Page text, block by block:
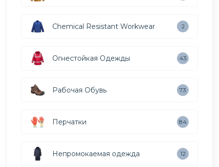
Chemical Resistant Workwear 2
Огнестойкая Одежды 43
Рабочая Обувь 73
Перчатки 84
Непромокаемая одежда 12